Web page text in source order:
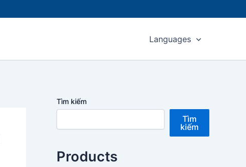
Languages
Tìm kiếm
Tìm
kiếm
Products